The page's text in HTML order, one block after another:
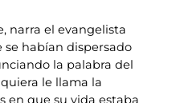
narra el evangelista
se habían dispersado
la palabra del
le llama la
en que su vida estaba